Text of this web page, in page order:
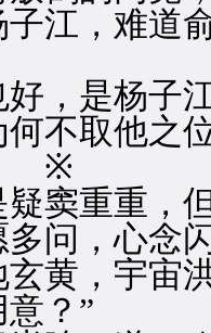
江，难道
是杨子江
不取他之
重重，但
问，心念
黄，宇宙
？”